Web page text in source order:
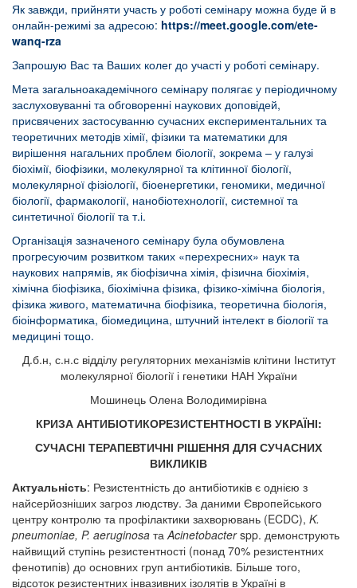
Як завжди, прийняти участь у роботі семінару можна буде й в
онлайн-режимі за адресою: https://meet.google.com/ete-
wanq-rza
Запрошую Вас та Ваших колег до участі у роботі семінару.
Мета загальноакадемічного семінару полягає у періодичному
заслуховуванні та обговоренні наукових доповідей,
присвячених застосуванню сучасних експериментальних та
теоретичних методів хімії, фізики та математики для
вирішення нагальних проблем біології, зокрема – у галузі
біохімії, біофізики, молекулярної та клітинної біології,
молекулярної фізіології, біоенергетики, геномики, медичної
біології, фармакології, нанобіотехнології, системної та
синтетичної біології та т.і.
Організація зазначеного семінару була обумовлена
прогресуючим розвитком таких «перехресних» наук та
наукових напрямів, як біофізична хімія, фізична біохімія,
хімічна біофізика, біохімічна фізика, фізико-хімічна біологія,
фізика живого, математична біофізика, теоретична біологія,
біоінформатика, біомедицина, штучний інтелект в біології та
медицині тощо.
Д.б.н, с.н.с відділу регуляторних механізмів клітини Інститут
молекулярної біології і генетики НАН України
Мошинець Олена Володимирівна
КРИЗА АНТИБІОТИКОРЕЗИСТЕНТНОСТІ В УКРАЇНІ:
СУЧАСНІ ТЕРАПЕВТИЧНІ РІШЕННЯ ДЛЯ СУЧАСНИХ
ВИКЛИКІВ
Актуальність: Резистентність до антибіотиків є однією з
найсерйозніших загроз людству. За даними Європейського
центру контролю та профілактики захворювань (ECDC), K.
pneumoniae, P. aeruginosa таAcinetobacterspp. демонструють
найвищий ступінь резистентності (понад 70% резистентних
фенотипів) до основних груп антибіотиків. Більше того,
відсоток резистентних інвазивних ізолятів в Україні в